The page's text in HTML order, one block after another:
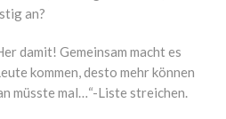
an?
damit! Gemeinsam macht es
kommen, desto mehr können
müsste mal…“-Liste streichen.